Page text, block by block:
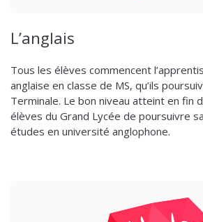
L’anglais
Tous les élèves commencent
anglaise en classe de MS, qu’ils
Terminale. Le bon niveau atteint en fin
élèves du Grand Lycée de poursuivre
études en université anglophone.